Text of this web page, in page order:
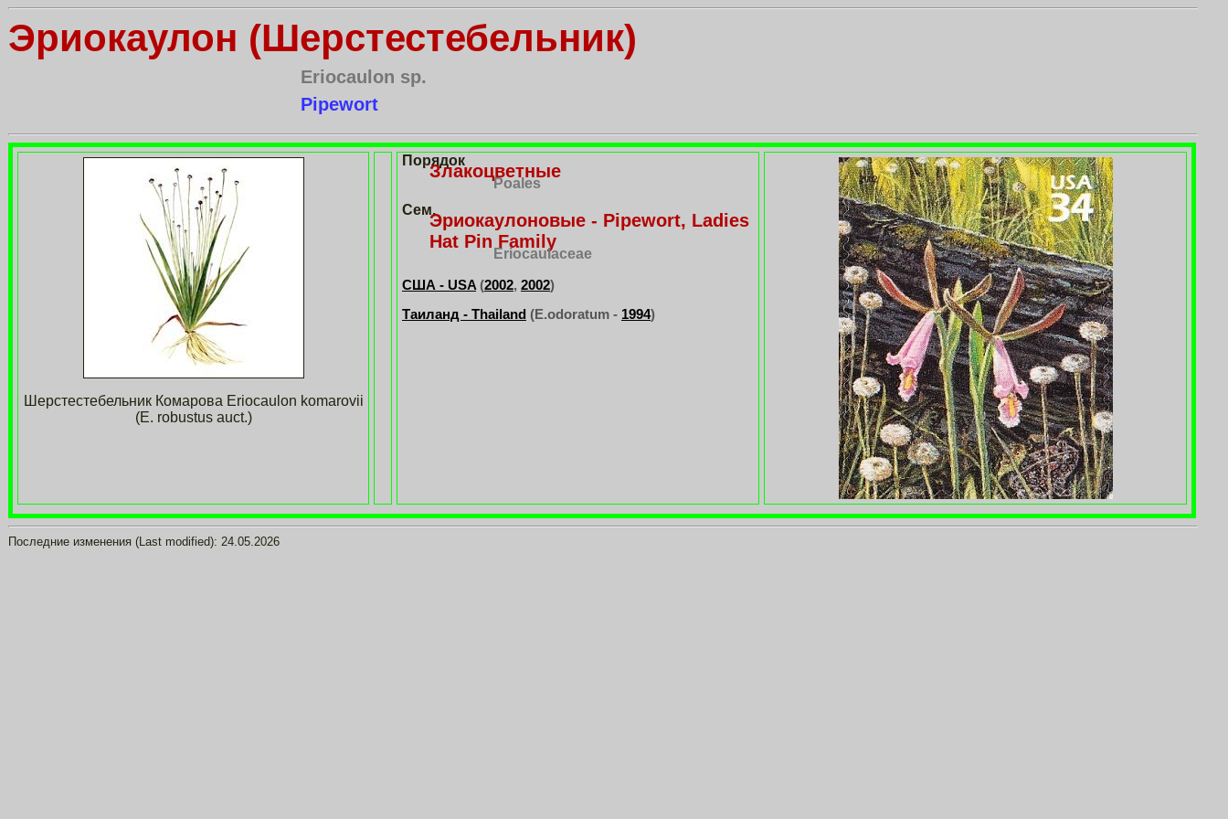
Эриокаулон (Шерстестебельник)
Eriocaulon sp.
Pipewort
Шерстестебельник Комарова Eriocaulon komarovii
(E. robustus auct.)
Порядок
Злакоцветные
Poales
Сем.
Эриокаулоновые - Pipewort, Ladies
Hat Pin Family
Eriocaulaceae
США - USA (2002, 2002)
Таиланд - Thailand (E.odoratum - 1994)
Последние изменения (Last modified): 24.05.2026